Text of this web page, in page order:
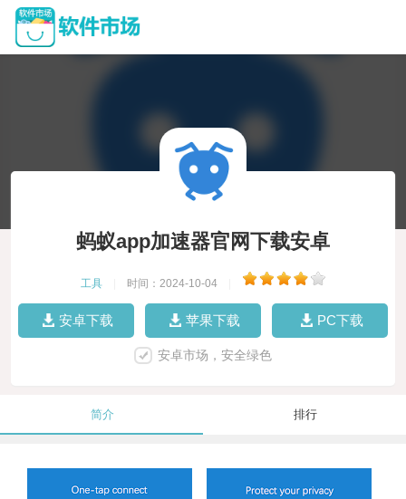
蚂蚁app加速器官网下载安卓
工具 时间：2024-10-04
安卓下载 苹果下载 PC下载
安卓市场，安全绿色
简介 排行